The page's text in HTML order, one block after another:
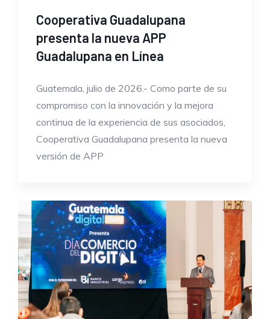
Cooperativa Guadalupana
presenta la nueva APP
Guadalupana en Línea
Guatemala, julio de 2026.- Como parte de su
compromiso con la innovación y la mejora
continua de la experiencia de sus asociados,
Cooperativa Guadalupana presenta la nueva
versión de APP